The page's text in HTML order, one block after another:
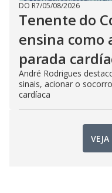
DO R7/05/08/2026
Tenente do
ensina como
parada
André Rodrigues
sinais, acionar o
cardíaca